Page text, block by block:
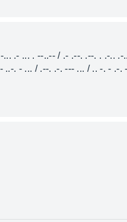
.- ... . --..-- / .- .--. .--. . .-..
. - ... / .--. .-. --- ... / .. -. - .-